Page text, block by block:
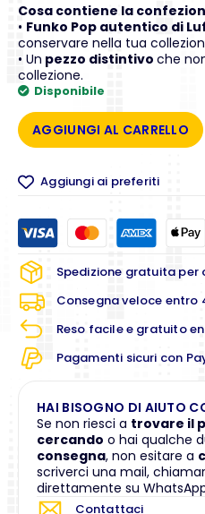
Cosa contiene la
• Funko Pop autentico di
conservare nella tua
• Un pezzo distintivo che
collezione.
Disponibile
AGGIUNGI AL CARRELLO
Aggiungi ai preferiti
Spedizione gratuita per
Consegna veloce entro
Reso facile e gratuito
Pagamenti sicuri con
HAI BISOGNO DI AIUTO
Se non riesci a trovare il
cercando o hai qualche
consegna, non esitare a
scriverci una mail,
direttamente su
Contattaci